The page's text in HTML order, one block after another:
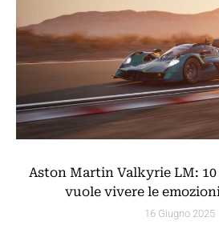
Aston Martin Valkyrie LM:
vuole vivere le
16 Giugno 2025